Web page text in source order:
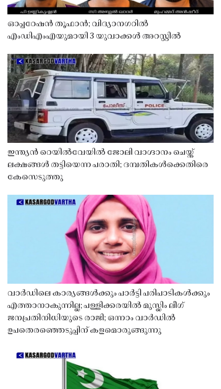
ഓപ്പറേഷൻ തൂഫാൻ; വിദ്യാനഗറിൽ
എംഡിഎംഎയുമായി 3 യുവാക്കൾ അറസ്റ്റിൽ
ഇന്ത്യൻ റെയിൽവേയിൽ ജോലി വാഗ്ദാനം ചെയ്ത്
ലക്ഷങ്ങൾ തട്ടിയെന്ന പരാതി; ദമ്പതികൾക്കെതിരെ
കേസെടുത്തു
വാർഡിലെ കാര്യങ്ങൾക്കും പാർട്ടി പരിപാടികൾക്കും
എത്താനാകുന്നില്ല; പള്ളിക്കരയിൽ മുസ്ലിം ലീഗ്
ജനപ്രതിനിധിയുടെ രാജി; ഒന്നാം വാർഡിൽ
ഉപതെരഞ്ഞെടുപ്പിന് കളമൊരുങ്ങുന്നു